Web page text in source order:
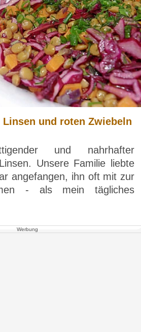
und roten Zwiebeln
und nahrhafter
Unsere Familie liebte
angefangen, ihn oft mit zur
- als mein tägliches
Werbung